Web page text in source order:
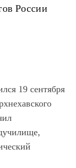
России
19 сентября